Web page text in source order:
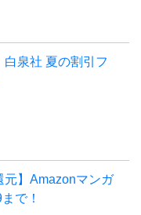
白泉社 夏の割引フ
元】Amazonマンガ
で！